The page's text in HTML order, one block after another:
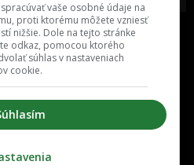
Cenník
vaše osobné údaje na
proti ktorému môžete vzniesť
nižšie. Dole na tejto stránke
odkaz, pomocou ktorého
súhlas v nastaveniach
cookie.